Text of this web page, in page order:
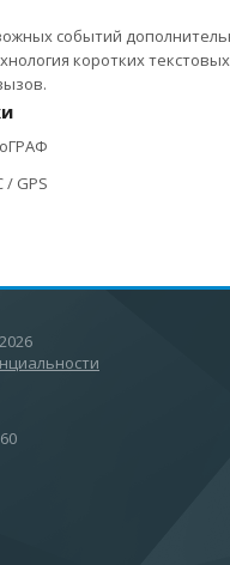
событий
коротких
GPS